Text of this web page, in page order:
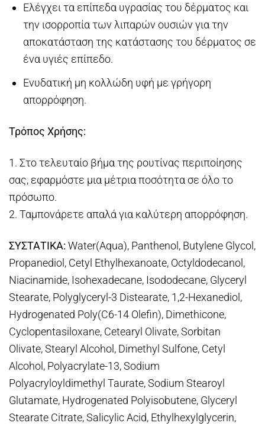
Ελέγχει τα επίπεδα υγρασίας του δέρματος και
την ισορροπία των λιπαρών ουσιών για την
αποκατάσταση της κατάστασης του δέρματος σε
ένα υγιές επίπεδο.
Ενυδατική μη κολλώδη υφή με γρήγορη
απορρόφηση.
Τρόπος Χρήσης:
1. Στο τελευταίο βήμα της ρουτίνας περιποίησης
σας, εφαρμόστε μια μέτρια ποσότητα σε όλο το
πρόσωπο.
2. Ταμπονάρετε απαλά για καλύτερη απορρόφηση.
ΣΥΣΤΑΤΙΚΑ: Water(Aqua), Panthenol, Butylene Glycol,
Propanediol, Cetyl Ethylhexanoate, Octyldodecanol,
Niacinamide, Isohexadecane, Isododecane, Glyceryl
Stearate, Polyglyceryl-3 Distearate, 1,2-Hexanediol,
Hydrogenated Poly(C6-14 Olefin), Dimethicone,
Cyclopentasiloxane, Cetearyl Olivate, Sorbitan
Olivate, Stearyl Alcohol, Dimethyl Sulfone, Cetyl
Alcohol, Polyacrylate-13, Sodium
Polyacryloyldimethyl Taurate, Sodium Stearoyl
Glutamate, Hydrogenated Polyisobutene, Glyceryl
Stearate Citrate, Salicylic Acid, Ethylhexylglycerin,